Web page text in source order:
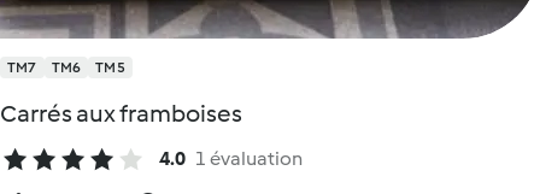
TM7 TM6 TM5
Carrés aux framboises
4.0 1 évaluation